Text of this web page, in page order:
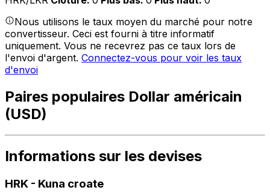
Nous utilisons le taux moyen du marché pour notre
convertisseur. Ceci est fourni à titre informatif
uniquement. Vous ne recevrez pas ce taux lors de
l'envoi d'argent. Connectez-vous pour voir les taux
d'envoi
Paires populaires Dollar américain
(USD)
Informations sur les devises
HRK - Kuna croate